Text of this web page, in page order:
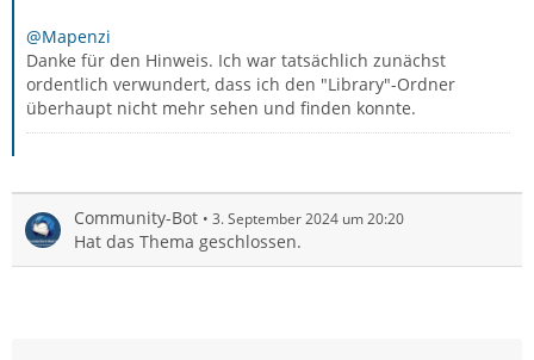
@Mapenzi
Danke für den Hinweis. Ich war tatsächlich zunächst
ordentlich verwundert, dass ich den "Library"-Ordner
überhaupt nicht mehr sehen und finden konnte.
Community-Bot 3. September 2024 um 20:20
Hat das Thema geschlossen.